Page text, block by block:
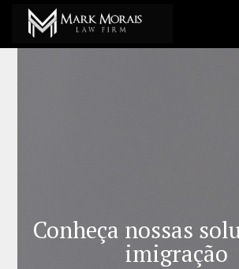
Conheça nossas
imigração